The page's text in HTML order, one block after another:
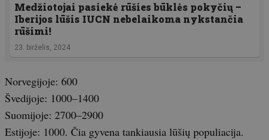
Medžiotojai pasiekė rūšies būklės pokyčių –
Iberijos lūšis IUCN nebelaikoma nykstančia
rūšimi!
23. birželis, 2024
Norvegijoje: 600
Švedijoje: 1000–1400
Suomijoje: 2700–2900
Estijoje: 1000. Čia gyvena tankiausia lūšių populiacija.